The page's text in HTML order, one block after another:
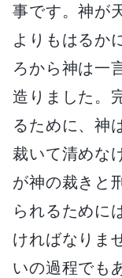
事です。神が
よりもはるか
ろから神は一
造りました。
るために、神
裁いて清めな
が神の裁きと
られるために
ければなりま
いの過程でも